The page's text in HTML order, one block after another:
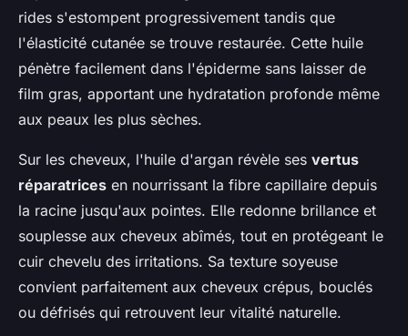
rides s'estompent progressivement tandis que
l'élasticité cutanée se trouve restaurée. Cette huile
pénètre facilement dans l'épiderme sans laisser de
film gras, apportant une hydratation profonde même
aux peaux les plus sèches.
Sur les cheveux, l'huile d'argan révèle ses vertus
réparatrices en nourrissant la fibre capillaire depuis
la racine jusqu'aux pointes. Elle redonne brillance et
souplesse aux cheveux abîmés, tout en protégeant le
cuir chevelu des irritations. Sa texture soyeuse
convient parfaitement aux cheveux crépus, bouclés
ou défrisés qui retrouvent leur vitalité naturelle.